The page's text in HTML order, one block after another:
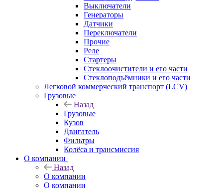
Выключатели
Генераторы
Датчики
Переключатели
Прочие
Реле
Стартеры
Стеклоочистители и его части
Стеклоподъёмники и его части
Легковой коммерческий транспорт (LCV)
Грузовые
Назад
Грузовые
Кузов
Двигатель
Фильтры
Колёса и трансмиссия
О компании
Назад
О компании
О компании